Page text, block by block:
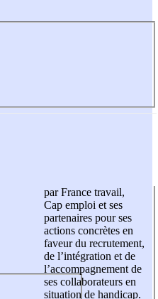
par France travail,
Cap emploi et ses
partenaires pour ses
actions concrètes en
faveur du recrutement,
de l’intégration et de
l’accompagnement de
ses collaborateurs en
situation de handicap.